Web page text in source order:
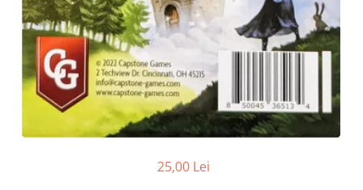
25,00 Lei